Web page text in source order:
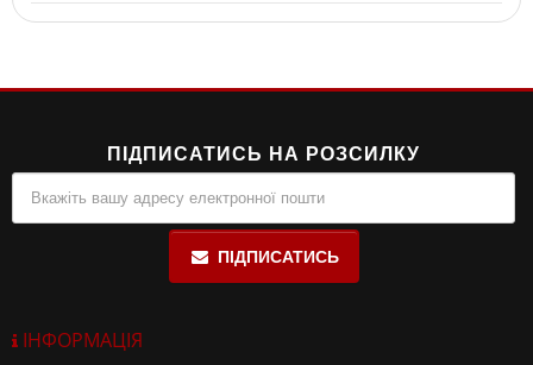
прийомами їжі.
ПІДПИСАТИСЬ НА РОЗСИЛКУ
ПІДПИСАТИСЬ
ІНФОРМАЦІЯ